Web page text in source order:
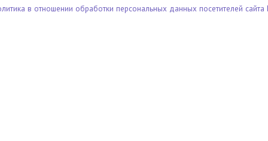
в отношении обработки персональных данных посетителей